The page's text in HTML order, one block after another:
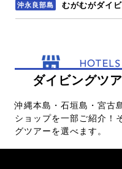
沖永良部島 むがむがダイ
ダイビングツ
沖縄本島・石垣島・宮古
ショップを一部ご紹介！
グツアーを選べます。